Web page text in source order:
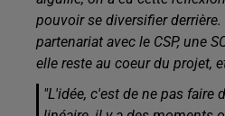
pouvoir se diversifier
partenariat avec le CSP, une
elle reste au coeur du projet,
"L'idée, c'est de ne pas faire